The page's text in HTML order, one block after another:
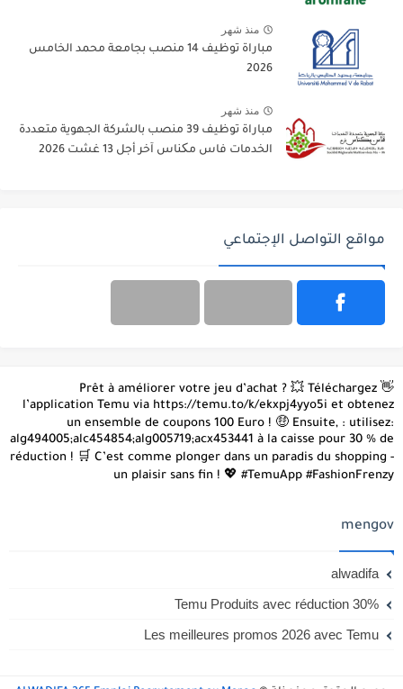
منذ شهر
مباراة توظيف 14 منصب بجامعة محمد الخامس
2026
منذ شهر
مباراة توظيف 39 منصب بالشركة الجهوية متعددة
الخدمات فاس مکناس آخر أجل 13 غشت 2026
مواقع التواصل الإجتماعي
👋 Prêt à améliorer votre jeu d’achat ? 💥 Téléchargez
l’application Temu via https://temu.to/k/ekxpj4yyo5i et obtenez
un ensemble de coupons 100 Euro ! 🤑 Ensuite, : utilisez:
alg494005;alc454854;alg005719;acx453441 à la caisse pour 30 % de
réduction ! 🛒 C’est comme plonger dans un paradis du shopping -
un plaisir sans fin ! 💖 #TemuApp #FashionFrenzy
mengov
alwadifa
Temu Produits avec réduction 30%
Les meilleures promos 2026 avec Temu